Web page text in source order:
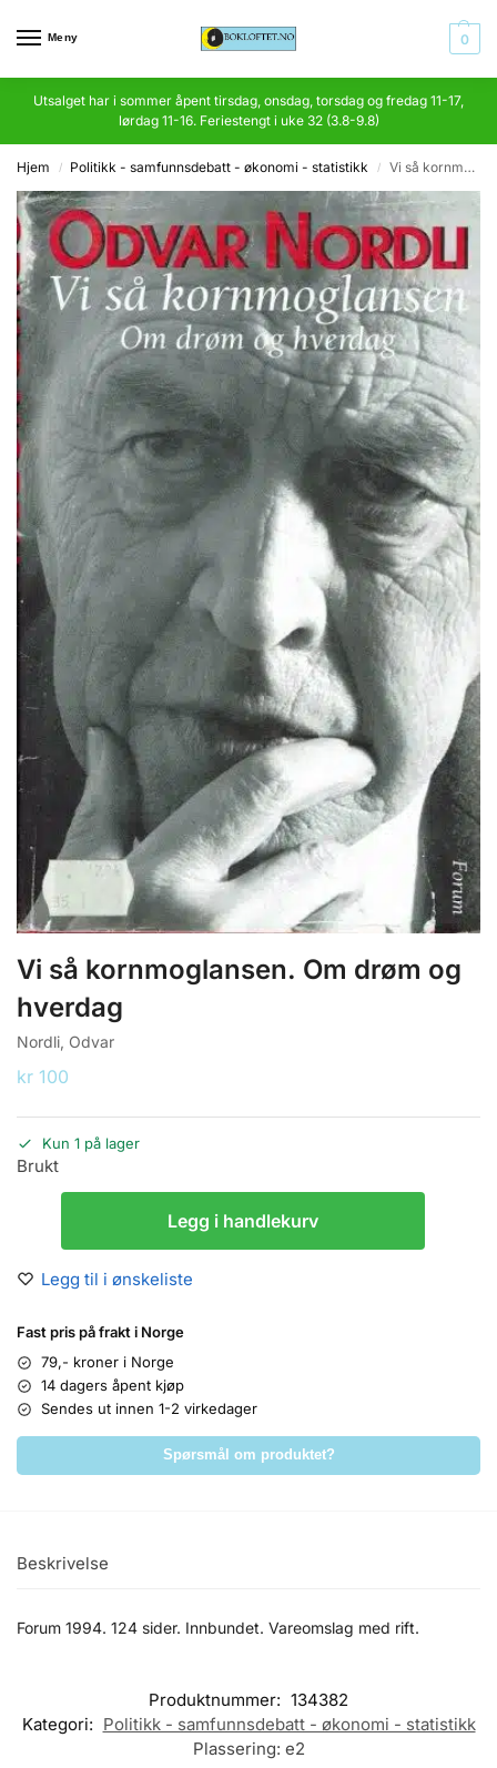
Meny 0
Utsalget har i sommer åpent tirsdag, onsdag, torsdag og fredag 11-17,
lørdag 11-16. Feriestengt i uke 32 (3.8-9.8)
Hjem / Politikk - samfunnsdebatt - økonomi - statistikk / Vi så kornmoglansen. Om drøm og hverdag
Vi så kornmoglansen. Om drøm og
hverdag
Nordli, Odvar
kr 100
Kun 1 på lager
Brukt
Legg i handlekurv
Legg til i ønskeliste
Fast pris på frakt i Norge
79,- kroner i Norge
14 dagers åpent kjøp
Sendes ut innen 1-2 virkedager
Spørsmål om produktet?
Beskrivelse
Forum 1994. 124 sider. Innbundet. Vareomslag med rift.
Produktnummer: 134382
Kategori: Politikk - samfunnsdebatt - økonomi - statistikk
Plassering: e2